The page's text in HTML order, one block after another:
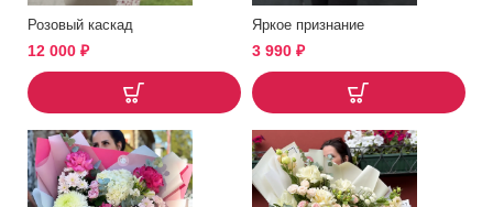
Розовый каскад
12 000 ₽
Яркое признание
3 990 ₽